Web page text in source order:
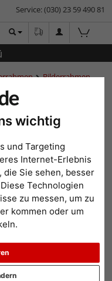
wichtig
und Targeting
Internet-Erlebnis
die Sie sehen, besser
Technologien
zu messen, um zu
kommen oder um
Service: (030) 23 59 490 81
Bilderrahmen
Pau